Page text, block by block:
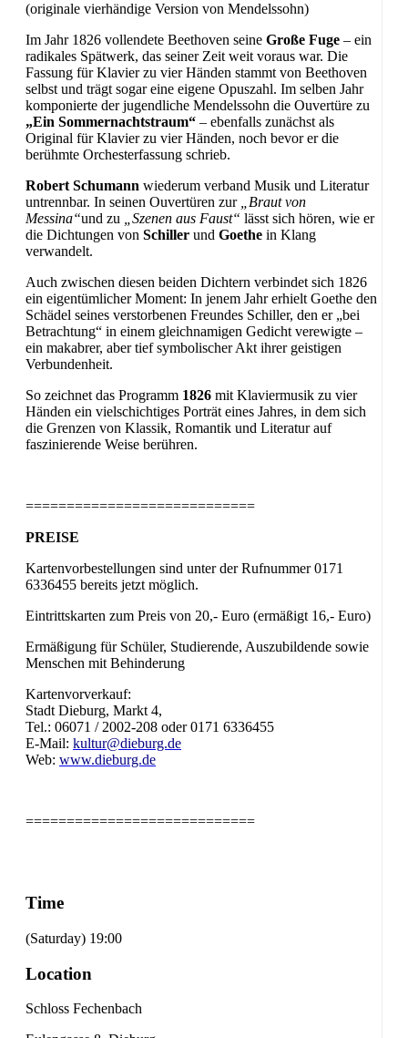
(originale vierhändige Version von Mendelssohn)
Im Jahr 1826 vollendete Beethoven seine Große Fuge – ein
radikales Spätwerk, das seiner Zeit weit voraus war. Die
Fassung für Klavier zu vier Händen stammt von Beethoven
selbst und trägt sogar eine eigene Opuszahl. Im selben Jahr
komponierte der jugendliche Mendelssohn die Ouvertüre zu
„Ein Sommernachtstraum“ – ebenfalls zunächst als
Original für Klavier zu vier Händen, noch bevor er die
berühmte Orchesterfassung schrieb.
Robert Schumann wiederum verband Musik und Literatur
untrennbar. In seinen Ouvertüren zur „Braut von
Messina“und zu „Szenen aus Faust“ lässt sich hören, wie er
die Dichtungen von Schiller und Goethe in Klang
verwandelt.
Auch zwischen diesen beiden Dichtern verbindet sich 1826
ein eigentümlicher Moment: In jenem Jahr erhielt Goethe den
Schädel seines verstorbenen Freundes Schiller, den er „bei
Betrachtung“ in einem gleichnamigen Gedicht verewigte –
ein makabrer, aber tief symbolischer Akt ihrer geistigen
Verbundenheit.
So zeichnet das Programm 1826 mit Klaviermusik zu vier
Händen ein vielschichtiges Porträt eines Jahres, in dem sich
die Grenzen von Klassik, Romantik und Literatur auf
faszinierende Weise berühren.
============================
PREISE
Kartenvorbestellungen sind unter der Rufnummer 0171
6336455 bereits jetzt möglich.
Eintrittskarten zum Preis von 20,- Euro (ermäßigt 16,- Euro)
Ermäßigung für Schüler, Studierende, Auszubildende sowie
Menschen mit Behinderung
Kartenvorverkauf:
Stadt Dieburg, Markt 4,
Tel.: 06071 / 2002-208 oder 0171 6336455
E-Mail: kultur@dieburg.de
Web: www.dieburg.de
============================
Time
(Saturday) 19:00
Location
Schloss Fechenbach